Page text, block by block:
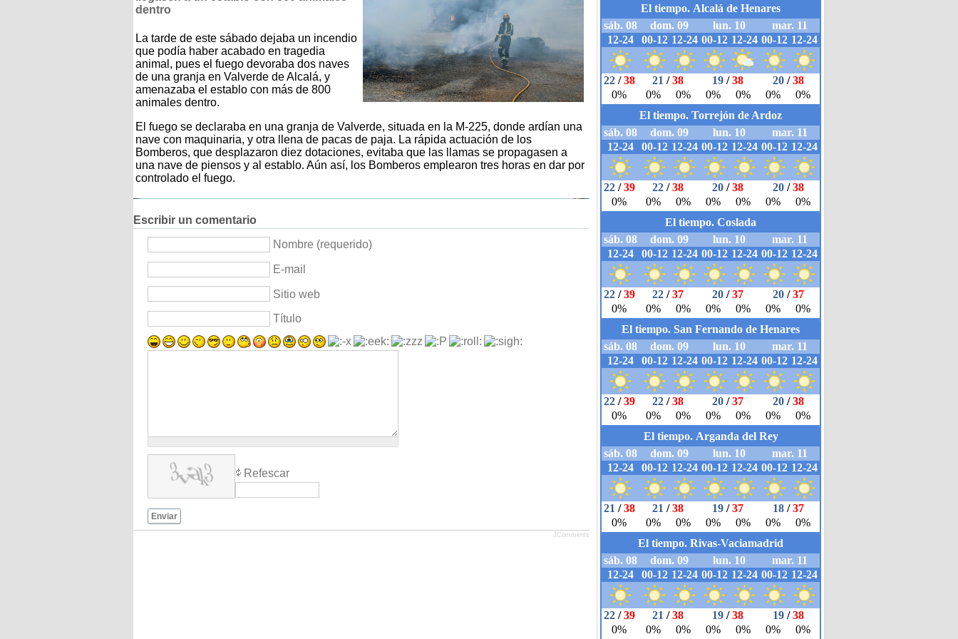
dentro
La tarde de este sábado dejaba un incendio
que podía haber acabado en tragedia
animal, pues el fuego devoraba dos naves
de una granja en Valverde de Alcalá, y
amenazaba el establo con más de 800
animales dentro.
El fuego se declaraba en una granja de Valverde, situada en la M-225, donde ardían una
nave con maquinaria, y otra llena de pacas de paja. La rápida actuación de los
Bomberos, que desplazaron diez dotaciones, evitaba que las llamas se propagasen a
una nave de piensos y al establo. Aún así, los Bomberos emplearon tres horas en dar por
controlado el fuego.
Escribir un comentario
Nombre (requerido)
E-mail
Sitio web
Título
Refescar
Enviar
JComments